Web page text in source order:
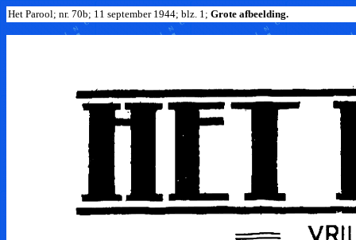
Het Parool; nr. 70b; 11 september 1944; blz. 1; Grote afbeelding.